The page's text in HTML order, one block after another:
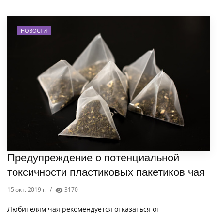
НОВОСТИ
Предупреждение о потенциальной
токсичности пластиковых пакетиков чая
15 окт. 2019 г. / 3170
Любителям чая рекомендуется отказаться от